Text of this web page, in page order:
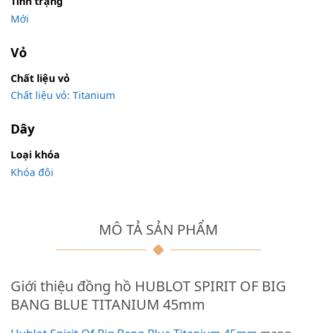
MÔ TẢ SẢN PHẨM
Giới thiệu đồng hồ HUBLOT SPIRIT OF BIG
BANG BLUE TITANIUM 45mm
Mới
Vỏ
Chất liệu vỏ
Chất liệu vỏ: Titanium
Dây
Loại khóa
Khóa đôi